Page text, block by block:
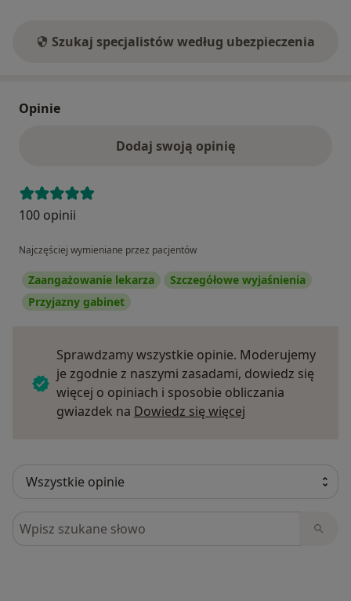
Szukaj specjalistów według ubezpieczenia
Opinie
Dodaj swoją opinię
100 opinii
Najczęściej wymieniane przez pacjentów
Zaangażowanie lekarza
Szczegółowe wyjaśnienia
Przyjazny gabinet
Sprawdzamy wszystkie opinie. Moderujemy
je zgodnie z naszymi zasadami, dowiedz się
więcej o opiniach i sposobie obliczania
gwiazdek na Dowiedz się więcej
Szukaj w opiniach